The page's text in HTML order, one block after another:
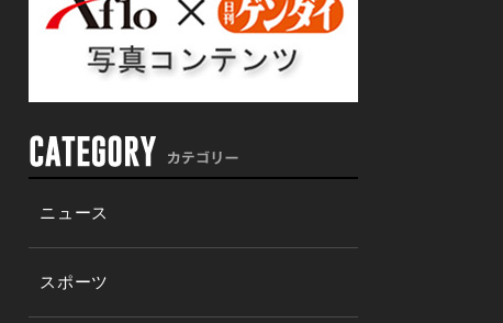
ニュース
スポーツ